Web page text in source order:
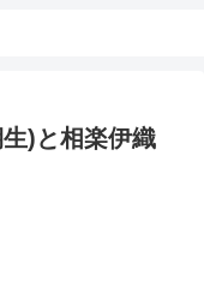
)と相楽伊織